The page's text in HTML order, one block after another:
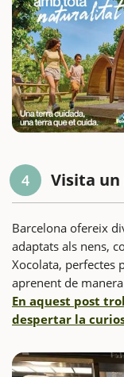
4 Visita
Barcelona ofereix
adaptats als nens,
Xocolata, perfectes
aprenent de
En aquest post
despertar la